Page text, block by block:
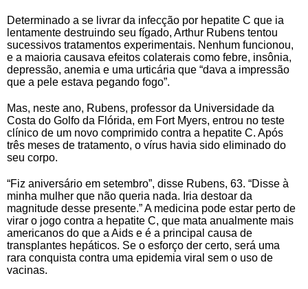
Determinado a se livrar da infecção por hepatite C que ia
lentamente destruindo seu fígado, Arthur Rubens tentou
sucessivos tratamentos experimentais. Nenhum funcionou,
e a maioria causava efeitos colaterais como febre, insônia,
depressão, anemia e uma urticária que “dava a impressão
que a pele estava pegando fogo”.
Mas, neste ano, Rubens, professor da Universidade da
Costa do Golfo da Flórida, em Fort Myers, entrou no teste
clínico de um novo comprimido contra a hepatite C. Após
três meses de tratamento, o vírus havia sido eliminado do
seu corpo.
“Fiz aniversário em setembro”, disse Rubens, 63. “Disse à
minha mulher que não queria nada. Iria destoar da
magnitude desse presente.” A medicina pode estar perto de
virar o jogo contra a hepatite C, que mata anualmente mais
americanos do que a Aids e é a principal causa de
transplantes hepáticos. Se o esforço der certo, será uma
rara conquista contra uma epidemia viral sem o uso de
vacinas.